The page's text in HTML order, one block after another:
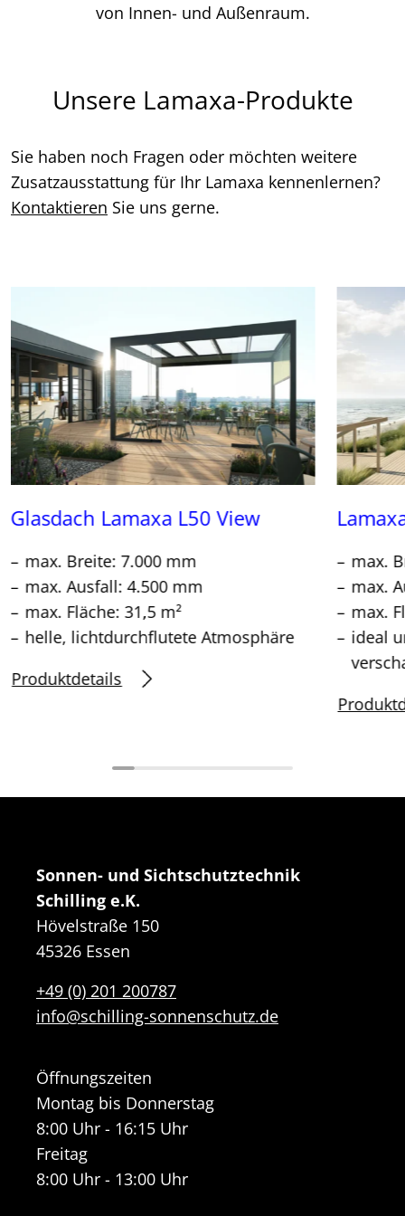
von Innen- und Außenraum.
Unsere Lamaxa-Produkte
Sie haben noch Fragen oder möchten weitere
Zusatzausstattung für Ihr Lamaxa kennenlernen?
Kontaktieren Sie uns gerne.
Glasdach Lamaxa L50 View
max. Breite: 7.000 mm
max. Ausfall: 4.500 mm
max. Fläche: 31,5 m²
helle, lichtdurchflutete Atmosphäre
Produktdetails
max.
max.
max.
ideal
Sonnen- und Sichtschutztechnik
Schilling e.K.
Hövelstraße 150
45326 Essen
+49 (0) 201 200787
info@schilling-sonnenschutz.de
Öffnungszeiten
Montag bis Donnerstag
8:00 Uhr - 16:15 Uhr
Freitag
8:00 Uhr - 13:00 Uhr